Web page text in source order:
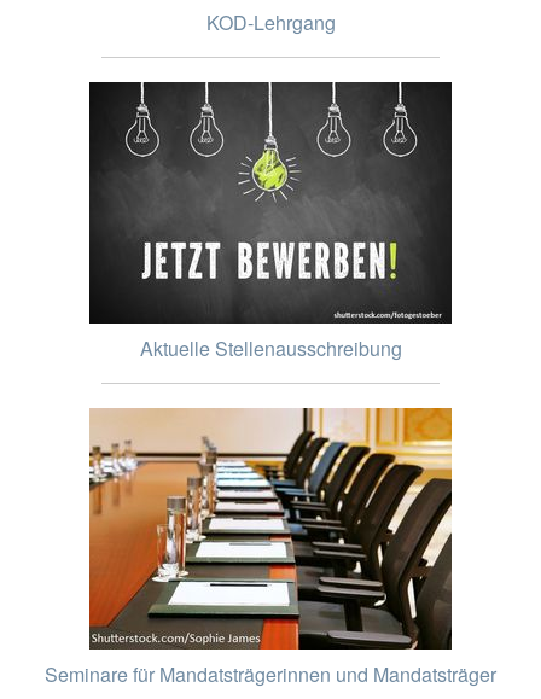
KOD-Lehrgang
Aktuelle Stellenausschreibung
Seminare für Mandatsträgerinnen und Mandatsträger